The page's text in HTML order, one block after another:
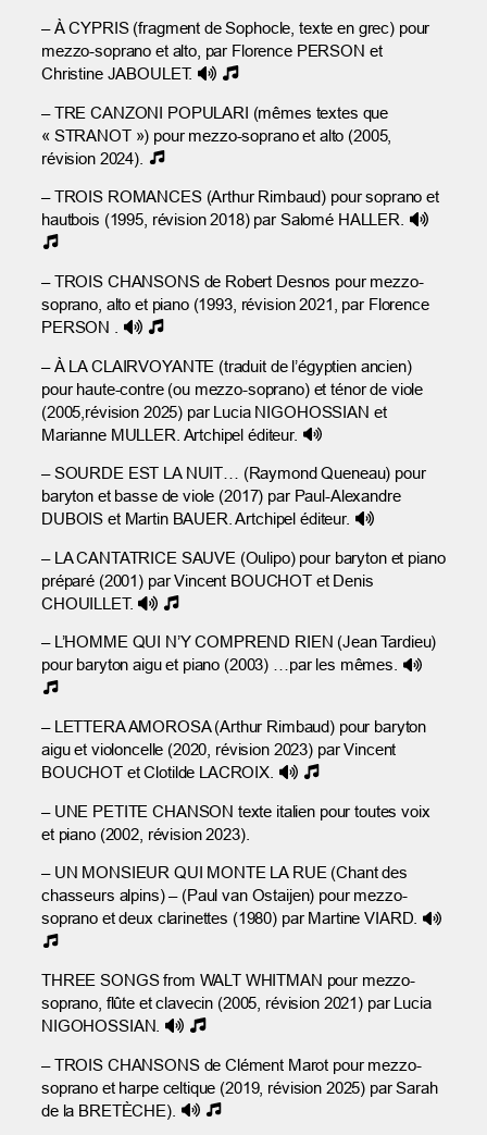
– À CYPRIS (fragment de Sophocle, texte en grec) pour
mezzo-soprano et alto, par Florence PERSON et
Christine JABOULET.
– TRE CANZONI POPULARI (mêmes textes que
« STRANOT ») pour mezzo-soprano et alto (2005,
révision 2024).
– TROIS ROMANCES (Arthur Rimbaud) pour soprano et
hautbois (1995, révision 2018) par Salomé HALLER.
– TROIS CHANSONS de Robert Desnos pour mezzo-
soprano, alto et piano (1993, révision 2021, par Florence
PERSON .
– À LA CLAIRVOYANTE (traduit de l’égyptien ancien)
pour haute-contre (ou mezzo-soprano) et ténor de viole
(2005,révision 2025) par Lucia NIGOHOSSIAN et
Marianne MULLER. Artchipel éditeur.
– SOURDE EST LA NUIT… (Raymond Queneau) pour
baryton et basse de viole (2017) par Paul-Alexandre
DUBOIS et Martin BAUER. Artchipel éditeur.
– LA CANTATRICE SAUVE (Oulipo) pour baryton et piano
préparé (2001) par Vincent BOUCHOT et Denis
CHOUILLET.
– L’HOMME QUI N’Y COMPREND RIEN (Jean Tardieu)
pour baryton aigu et piano (2003) …par les mêmes.
– LETTERA AMOROSA (Arthur Rimbaud) pour baryton
aigu et violoncelle (2020, révision 2023) par Vincent
BOUCHOT et Clotilde LACROIX.
– UNE PETITE CHANSON texte italien pour toutes voix
et piano (2002, révision 2023).
– UN MONSIEUR QUI MONTE LA RUE (Chant des
chasseurs alpins) – (Paul van Ostaijen) pour mezzo-
soprano et deux clarinettes (1980) par Martine VIARD.
THREE SONGS from WALT WHITMAN pour mezzo-
soprano, flûte et clavecin (2005, révision 2021) par Lucia
NIGOHOSSIAN.
– TROIS CHANSONS de Clément Marot pour mezzo-
soprano et harpe celtique (2019, révision 2025) par Sarah
de la BRETÈCHE).